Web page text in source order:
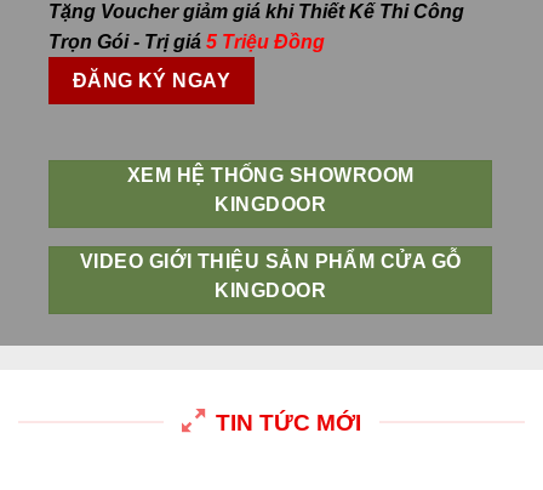
Tặng Voucher giảm giá khi Thiết Kế Thi Công
Trọn Gói - Trị giá 5 Triệu Đồng
ĐĂNG KÝ NGAY
XEM HỆ THỐNG SHOWROOM
KINGDOOR
VIDEO GIỚI THIỆU SẢN PHẨM CỬA GỖ
KINGDOOR
TIN TỨC MỚI